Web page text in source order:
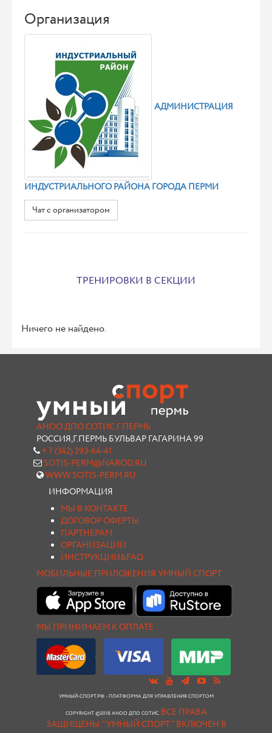
Организация
АДМИНИСТРАЦИЯ
ИНДУСТРИАЛЬНОГО РАЙОНА ГОРОДА ПЕРМИ
Чат с организатором
ТРЕНИРОВКИ В СЕКЦИИ
Ничего не найдено.
АНОО ДПО СОТИС Г.ПЕРМЬ
РОССИЯ,Г.ПЕРМЬ БУЛЬВАР ГАГАРИНА 99
+ 7 (342) 293-64-41
SOTIS-PERM@NAROD.RU
WWW.SOTIS-PERM.RU
ИНФОРМАЦИЯ
МЫ В КОНТАКТЕ
ДОГОВОР ОФЕРТЫ
ПАРТНЕРАМ
ОРГАНИЗАЦИИ
ИНСТРУКЦИИ&FAQ
МОБИЛЬНЫЕ ПРИЛОЖЕНИЯ УМНЫЙ СПОРТ
МЫ ПРИНИМАЕМ К ОПЛАТЕ
УМНЫЙ-СПОРТ.РФ - ПЛАТФОРМА ДЛЯ УПРАВЛЕНИЯ СПОРТОМ
COPYRIGHT ©2018 АНОО ДПО СОТИС. ВСЕ ПРАВА
ЗАЩИЩЕНЫ."УМНЫЙ СПОРТ " ВКЛЮЧЕН В